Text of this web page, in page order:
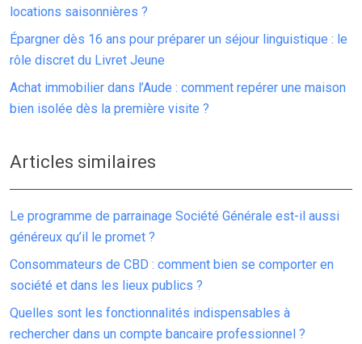
locations saisonnières ?
Épargner dès 16 ans pour préparer un séjour linguistique : le
rôle discret du Livret Jeune
Achat immobilier dans l’Aude : comment repérer une maison
bien isolée dès la première visite ?
Articles similaires
Le programme de parrainage Société Générale est-il aussi
généreux qu’il le promet ?
Consommateurs de CBD : comment bien se comporter en
société et dans les lieux publics ?
Quelles sont les fonctionnalités indispensables à
rechercher dans un compte bancaire professionnel ?